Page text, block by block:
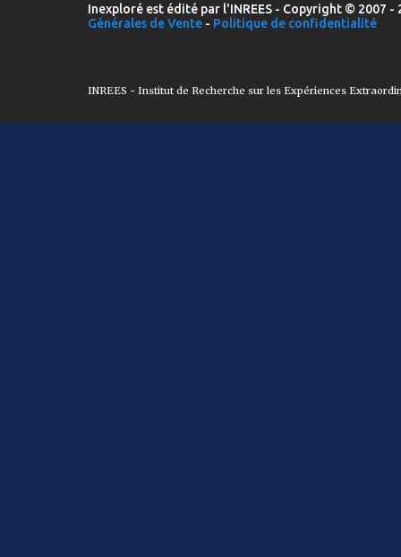
Inexploré est édité par l'INREES - Copyright © 2007
Générales de Vente - Politique de confidentialité
INREES - Institut de Recherche sur les Expériences